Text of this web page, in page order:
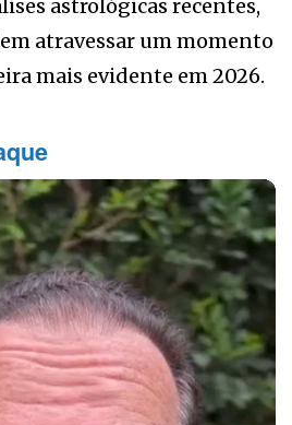
astrológicas recentes,
atravessar um momento
mais evidente em 2026.